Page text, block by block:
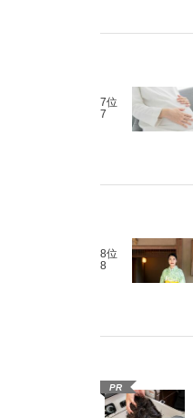
7位
7
8位
8
PR